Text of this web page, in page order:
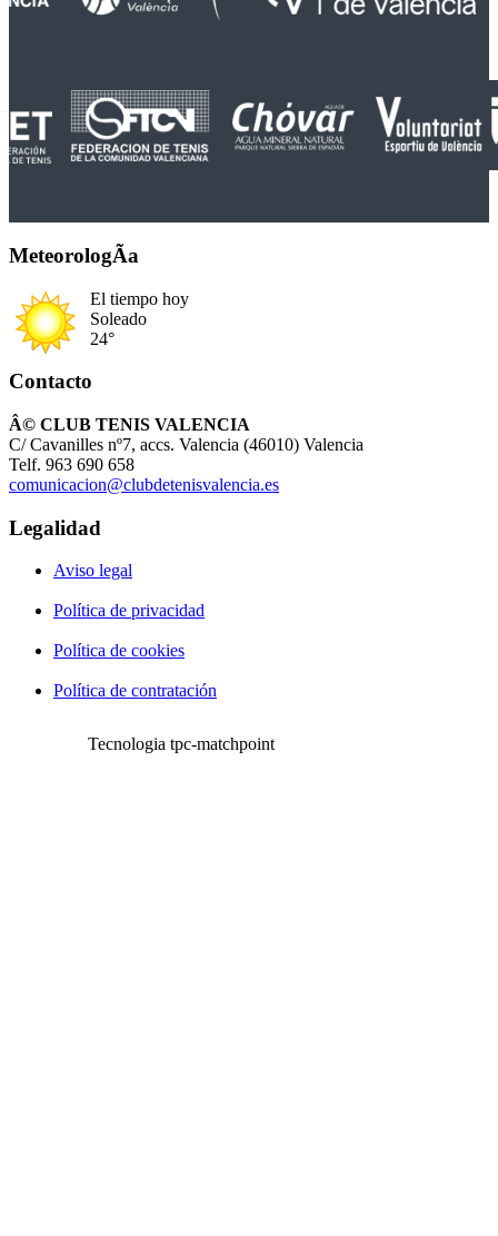
MeteorologÃ­a
El tiempo hoy
Soleado
24°
Contacto
Â© CLUB TENIS VALENCIA
C/ Cavanilles nº7, accs. Valencia (46010) Valencia
Telf. 963 690 658
comunicacion@clubdetenisvalencia.es
Legalidad
Aviso legal
Política de privacidad
Política de cookies
Política de contratación
Tecnologia tpc-matchpoint